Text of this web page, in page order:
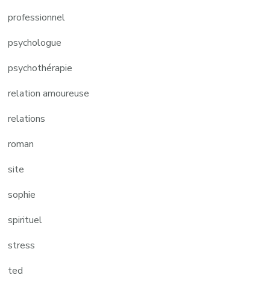
professionnel
psychologue
psychothérapie
relation amoureuse
relations
roman
site
sophie
spirituel
stress
ted